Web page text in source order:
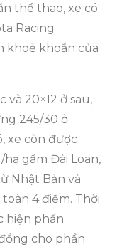
thể thao, xe có
Racing
khoẻ khoắn của
và 20×12 ở sau,
245/30 ở
xe còn được
gầm Đài Loan,
Nhật Bản và
4 điểm. Thời
hiện phần
cho phần